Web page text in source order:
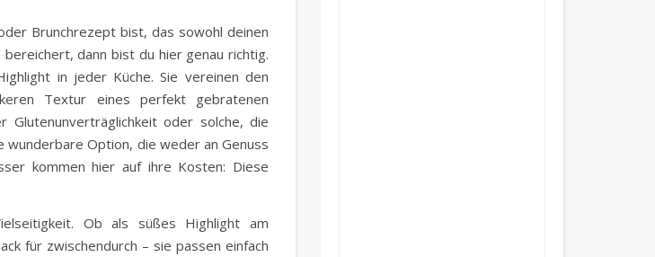
Brunchrezept bist, das sowohl deinen
dann bist du hier genau richtig.
in jeder Küche. Sie vereinen den
Textur eines perfekt gebratenen
Glutenunverträglichkeit oder solche, die
Option, die weder an Genuss
kommen hier auf ihre Kosten: Diese
Ob als süßes Highlight am
für zwischendurch – sie passen einfach